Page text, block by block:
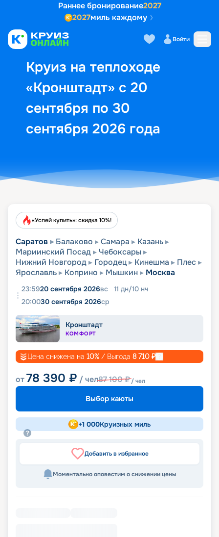
Раннее бронирование2027
2027миль каждому
Войти
Круиз на теплоходе
«Кронштадт» с 20
сентября по 30
сентября 2026 года
Выбор кают Маршрут и
«Успей купить»: скидка 10%!
Саратов Балаково Самара
Казань
Мариинский Посад
Чебоксары
Нижний Новгород
Городец Кинешма
Плес
Ярославль
Коприно Мышкин Москва
23:5920 сентября 2026вс 11 дн/10 нч
20:0030 сентября 2026ср
Кронштадт
КОМФОРТ
Цена снижена на 10% / Выгода 8 710 ₽
от78 390 ₽ / чел87 100₽/ чел
Выбор каюты
+1 000Круизных миль
Добавить в избранное
Моментально оповестим о снижении цены